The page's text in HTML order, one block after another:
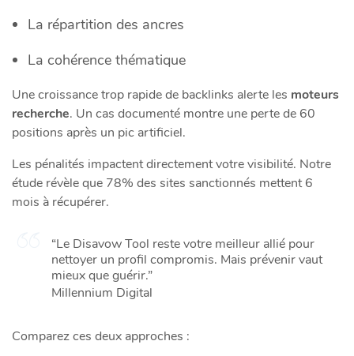
La répartition des ancres
La cohérence thématique
Une croissance trop rapide de backlinks alerte les moteurs
recherche. Un cas documenté montre une perte de 60
positions après un pic artificiel.
Les pénalités impactent directement votre visibilité. Notre
étude révèle que 78% des sites sanctionnés mettent 6
mois à récupérer.
“Le Disavow Tool reste votre meilleur allié pour
nettoyer un profil compromis. Mais prévenir vaut
mieux que guérir.”
Millennium Digital
Comparez ces deux approches :